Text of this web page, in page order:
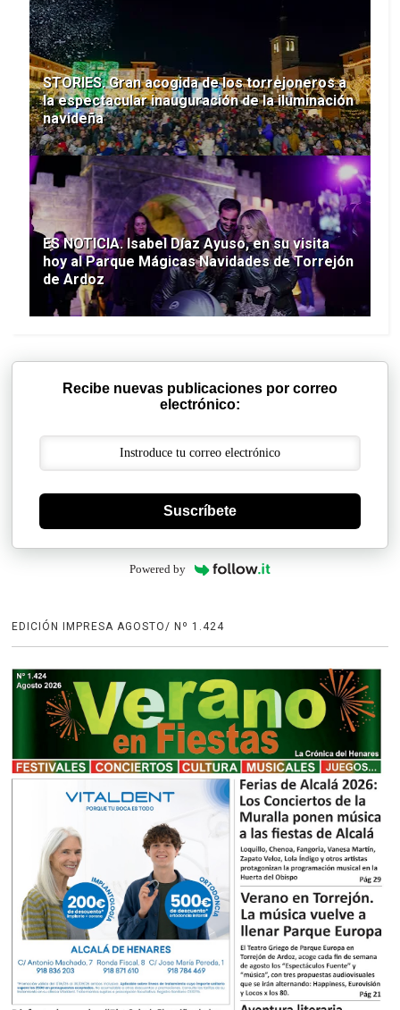
STORIES. Gran acogida de los torrejoneros a
la espectacular inauguración de la iluminación
navideña
ES NOTICIA. Isabel Díaz Ayuso, en su visita
hoy al Parque Mágicas Navidades de Torrejón
de Ardoz
Recibe nuevas publicaciones por correo
electrónico:
Suscríbete
Powered by
EDICIÓN IMPRESA AGOSTO/ Nº 1.424